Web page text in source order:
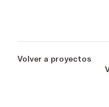
Volver a proyectos